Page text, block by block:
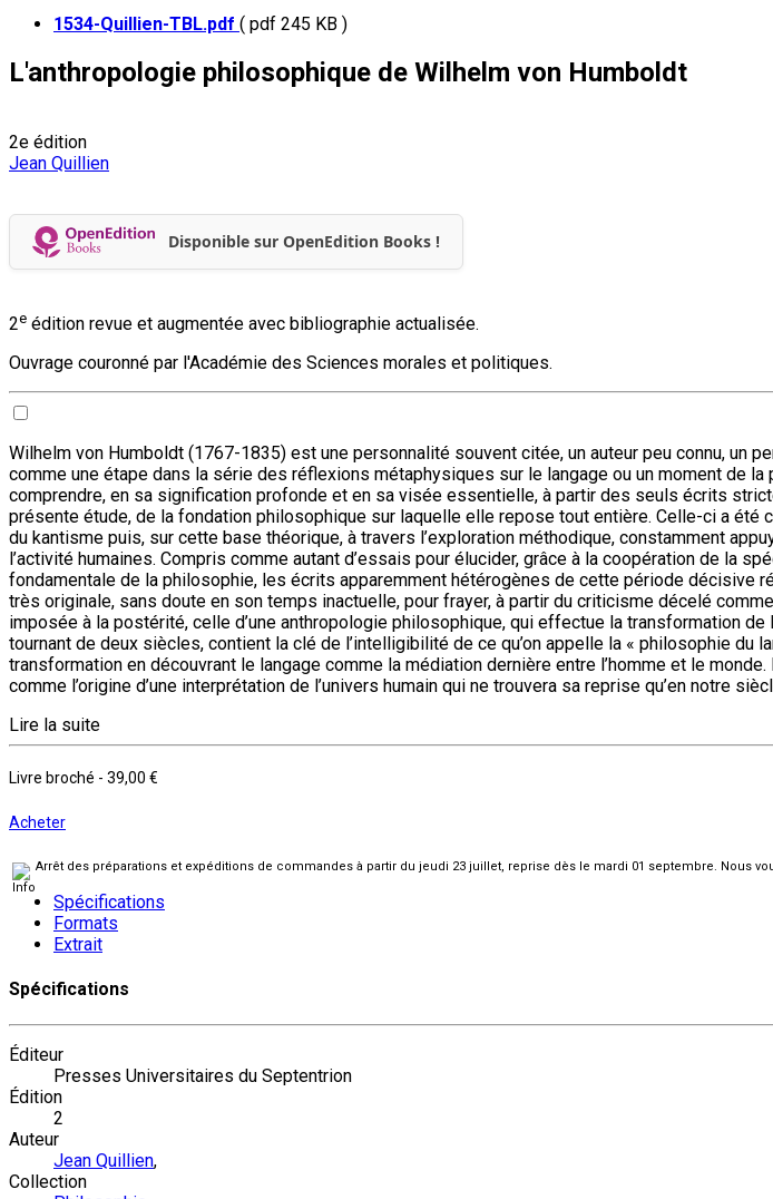
1534-Quillien-TBL.pdf ( pdf 245 KB )
L'anthropologie philosophique de Wilhelm von Humboldt
2e édition
Jean Quillien
Disponible sur OpenEdition Books !
2e édition revue et augmentée avec bibliographie actualisée.
Ouvrage couronné par l'Académie des Sciences morales et politiques.
Wilhelm von Humboldt (1767-1835) est une personnalité souvent citée, un auteur peu connu,
comme une étape dans la série des réflexions métaphysiques sur le langage ou un moment de
comprendre, en sa signification profonde et en sa visée essentielle, à partir des seuls écrits
présente étude, de la fondation philosophique sur laquelle elle repose tout entière. Celle-ci a
du kantisme puis, sur cette base théorique, à travers l’exploration méthodique, constamment
l’activité humaines. Compris comme autant d’essais pour élucider, grâce à la coopération de la
fondamentale de la philosophie, les écrits apparemment hétérogènes de cette période décisive
très originale, sans doute en son temps inactuelle, pour frayer, à partir du criticisme décelé
imposée à la postérité, celle d’une anthropologie philosophique, qui effectue la transformation
tournant de deux siècles, contient la clé de l’intelligibilité de ce qu’on appelle la « philosophie du
transformation en découvrant le langage comme la médiation dernière entre l’homme et le
comme l’origine d’une interprétation de l’univers humain qui ne trouvera sa reprise qu’en notre
Lire la suite
Livre broché - 39,00 €
Acheter
Arrêt des préparations et expéditions de commandes à partir du jeudi 23 juillet, reprise dès le mardi 01 septembre. Nous
Spécifications
Formats
Extrait
Spécifications
Éditeur
Presses Universitaires du Septentrion
Édition
2
Auteur
Jean Quillien,
Collection